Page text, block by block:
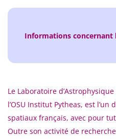
Informations concernant
Le Laboratoire
l’OSU Institut Pytheas, est
spatiaux français, avec pour
Outre son activité de